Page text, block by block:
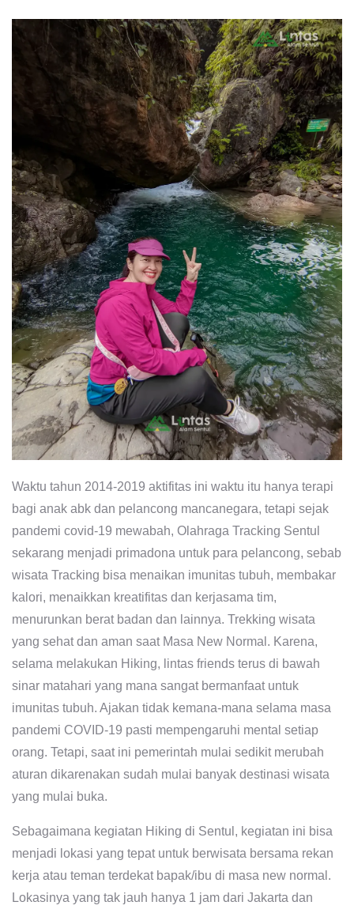
Waktu tahun 2014-2019 aktifitas ini waktu itu hanya terapi
bagi anak abk dan pelancong mancanegara, tetapi sejak
pandemi covid-19 mewabah, Olahraga Tracking Sentul
sekarang menjadi primadona untuk para pelancong, sebab
wisata Tracking bisa menaikan imunitas tubuh, membakar
kalori, menaikkan kreatifitas dan kerjasama tim,
menurunkan berat badan dan lainnya. Trekking wisata
yang sehat dan aman saat Masa New Normal. Karena,
selama melakukan Hiking, lintas friends terus di bawah
sinar matahari yang mana sangat bermanfaat untuk
imunitas tubuh. Ajakan tidak kemana-mana selama masa
pandemi COVID-19 pasti mempengaruhi mental setiap
orang. Tetapi, saat ini pemerintah mulai sedikit merubah
aturan dikarenakan sudah mulai banyak destinasi wisata
yang mulai buka.
Sebagaimana kegiatan Hiking di Sentul, kegiatan ini bisa
menjadi lokasi yang tepat untuk berwisata bersama rekan
kerja atau teman terdekat bapak/ibu di masa new normal.
Lokasinya yang tak jauh hanya 1 jam dari Jakarta dan